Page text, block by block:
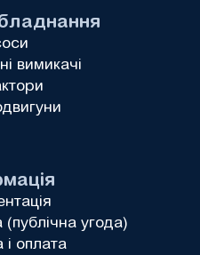
угода)
і оплата
вимикачі